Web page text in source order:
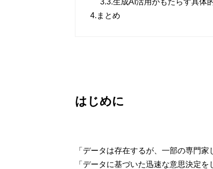
3.3.生成AI活用がもたらす具体
4. まとめ
はじめに
「データは存在するが、一部の専門家
「データに基づいた迅速な意思決定